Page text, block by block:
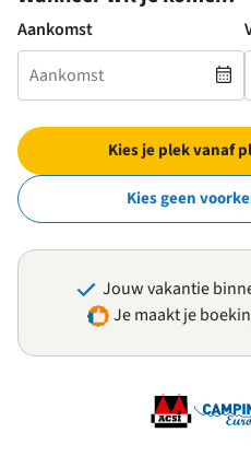
Aankomst
Kies je plek vanaf
Kies geen
Jouw vakantie
Je maakt je